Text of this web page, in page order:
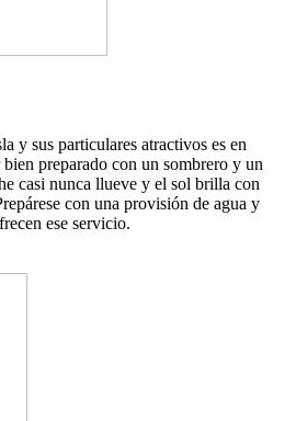
y sus particulares atractivos es en
preparado con un sombrero y un
casi nunca llueve y el sol brilla con
con una provisión de agua y
ese servicio.